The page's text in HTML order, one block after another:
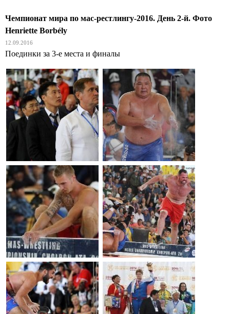
Чемпионат мира по мас-рестлингу-2016. День 2-й. Фото
Henriette Borbély
12.09.2016
Поединки за 3-е места и финалы